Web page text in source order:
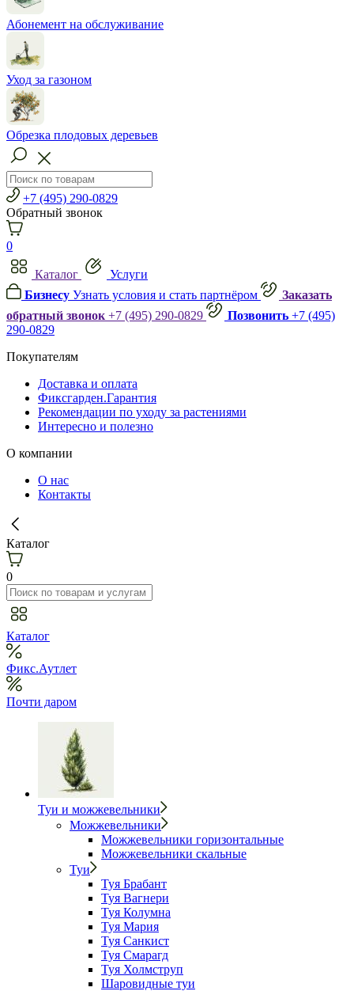
Абонемент на обслуживание
Уход за газоном
Обрезка плодовых деревьев
+7 (495) 290-0829
Обратный звонок
0
Каталог
Услуги
Бизнесу Узнать условия и стать партнёром
Заказать
обратный звонок +7 (495) 290-0829 Позвонить +7 (495)
290-0829
Покупателям
Доставка и оплата
Фиксгарден.Гарантия
Рекомендации по уходу за растениями
Интересно и полезно
О компании
О нас
Контакты
Каталог
0
Каталог
Фикс.Аутлет
Почти даром
Туи и можжевельники
Можжевельники
Можжевельники горизонтальные
Можжевельники скальные
Туи
Туя Брабант
Туя Вагнери
Туя Колумна
Туя Мария
Туя Санкист
Туя Смарагд
Туя Холмструп
Шаровидные туи